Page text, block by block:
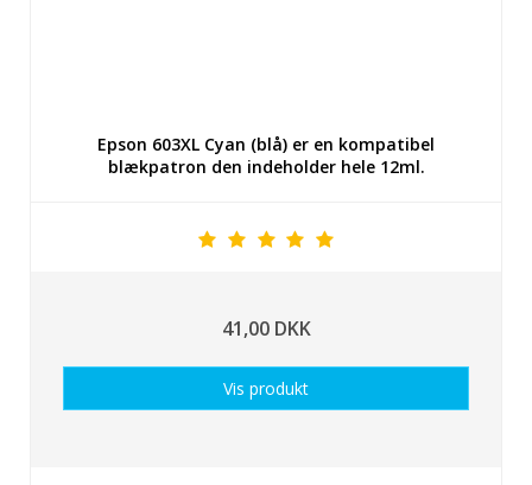
Epson 603XL Cyan (blå) er en kompatibel
blækpatron den indeholder hele 12ml.
41,00 DKK
Vis produkt